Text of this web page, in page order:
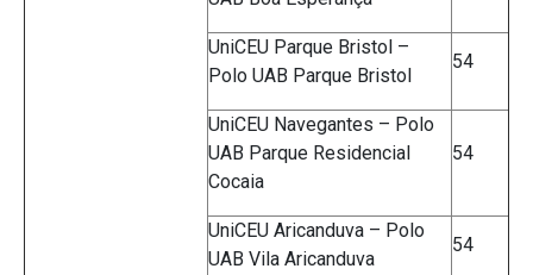
UniCEU Parque Bristol –
Polo UAB Parque Bristol
54
UniCEU Navegantes – Polo
UAB Parque Residencial
Cocaia
54
UniCEU Aricanduva – Polo
UAB Vila Aricanduva
54